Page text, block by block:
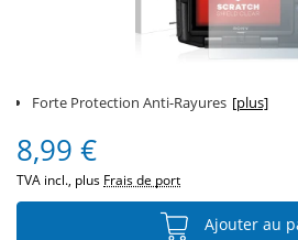
Forte Protection Anti-Rayures [plus]
8,99 €
TVA incl., plus Frais de port
Ajouter au